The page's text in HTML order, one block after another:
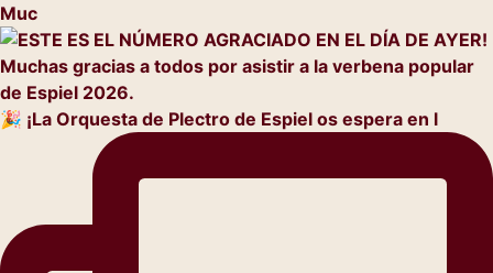
Muc
🎉 ¡La Orquesta de Plectro de Espiel os espera en l